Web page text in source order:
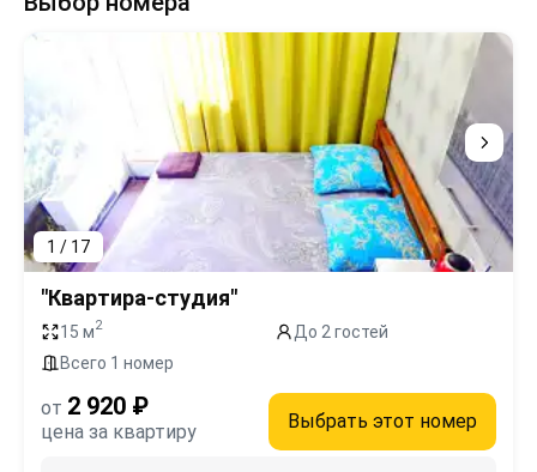
1 / 17
"Квартира-студия"
15 м2
До 2 гостей
Всего 1 номер
от 2 920 ₽
цена за квартиру Выбрать этот номер